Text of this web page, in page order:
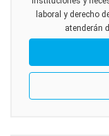
laboral y derecho
atenderán